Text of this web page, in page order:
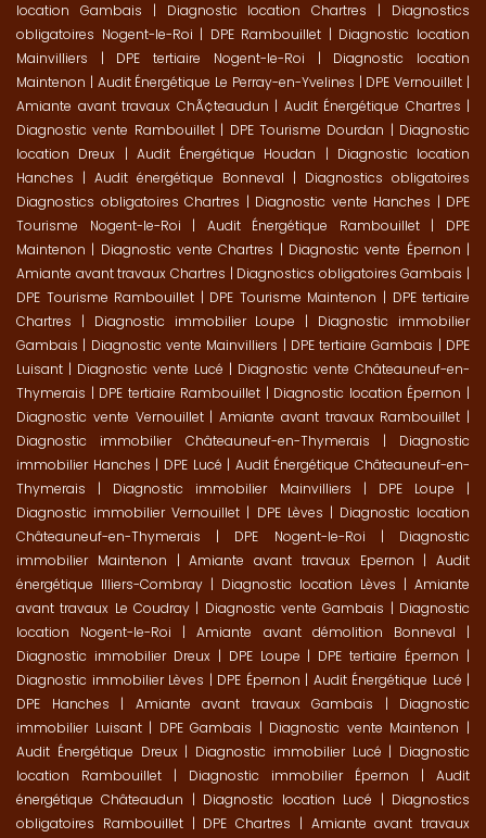
location Gambais | Diagnostic location Chartres | Diagnostics
obligatoires Nogent-le-Roi | DPE Rambouillet | Diagnostic location
Mainvilliers | DPE tertiaire Nogent-le-Roi | Diagnostic location
Maintenon | Audit Énergétique Le Perray-en-Yvelines | DPE Vernouillet |
Amiante avant travaux ChÃ¢teaudun | Audit Énergétique Chartres |
Diagnostic vente Rambouillet| DPE Tourisme Dourdan | Diagnostic
location Dreux | Audit Énergétique Houdan | Diagnostic location
Hanches | Audit énergétique Bonneval | Diagnostics obligatoires
Diagnostics obligatoires Chartres | Diagnostic vente Hanches | DPE
Tourisme Nogent-le-Roi | Audit Énergétique Rambouillet| DPE
Maintenon | Diagnostic vente Chartres | Diagnostic vente Épernon |
Amiante avant travaux Chartres | Diagnostics obligatoires Gambais |
DPE Tourisme Rambouillet | DPE Tourisme Maintenon | DPE tertiaire
Chartres | Diagnostic immobilier Loupe | Diagnostic immobilier
Gambais | Diagnostic vente Mainvilliers | DPE tertiaire Gambais | DPE
Luisant | Diagnostic vente Lucé | Diagnostic vente Châteauneuf-en-
Thymerais | DPE tertiaire Rambouillet | Diagnostic location Épernon |
Diagnostic vente Vernouillet| Amiante avant travaux Rambouillet |
Diagnostic immobilier Châteauneuf-en-Thymerais | Diagnostic
immobilier Hanches | DPE Lucé | Audit Énergétique Châteauneuf-en-
Thymerais | Diagnostic immobilier Mainvilliers | DPE Loupe |
Diagnostic immobilier Vernouillet | DPE Lèves | Diagnostic location
Châteauneuf-en-Thymerais | DPE Nogent-le-Roi | Diagnostic
immobilier Maintenon |Amiante avant travaux Epernon | Audit
énergétique Illiers-Combray | Diagnostic location Lèves | Amiante
avant travaux Le Coudray | Diagnostic vente Gambais | Diagnostic
location Nogent-le-Roi |Amiante avant démolition Bonneval |
Diagnostic immobilier Dreux| DPE Loupe | DPE tertiaire Épernon |
Diagnostic immobilier Lèves | DPE Épernon | Audit Énergétique Lucé |
DPE Hanches | Amiante avant travaux Gambais | Diagnostic
immobilier Luisant| DPE Gambais | Diagnostic vente Maintenon |
Audit Énergétique Dreux| Diagnostic immobilier Lucé | Diagnostic
location Rambouillet | Diagnostic immobilier Épernon | Audit
énergétique Châteaudun | Diagnostic location Lucé | Diagnostics
obligatoires Rambouillet| DPE Chartres | Amiante avant travaux